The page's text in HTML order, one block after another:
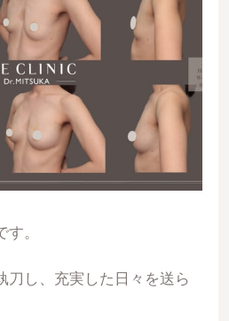
。
刀し、充実した日々を送ら